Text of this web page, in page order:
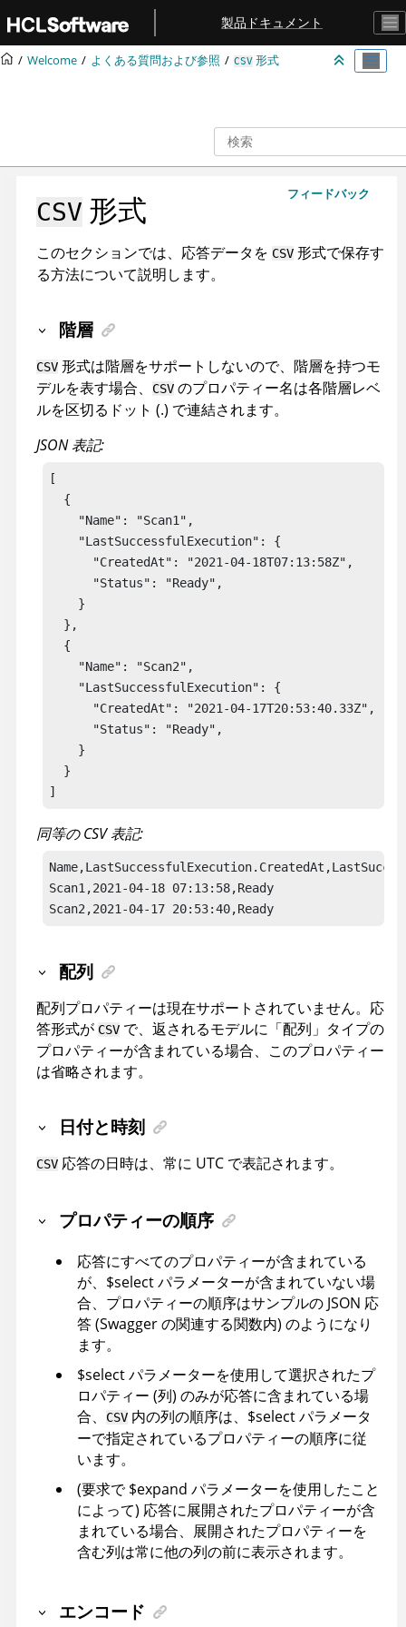
メインコンテンツにジャンプ
製品ドキュメント
Welcome よくある質問および参照 CSV 形式
フィードバック
CSV 形式
このセクションでは、応答データを CSV 形式で保存す
る方法について説明します。
階層
CSV 形式は階層をサポートしないので、階層を持つモ
デルを表す場合、
CSV のプロパティー名は各階層レベ
ルを区切るドット (.) で連結されます。
JSON 表記:
[
  {
    "Name": "Scan1",
    "LastSuccessfulExecution": {
      "CreatedAt": "2021-04-18T07:13:58Z",
      "Status": "Ready",
    }
  },
  {
    "Name": "Scan2",
    "LastSuccessfulExecution": {
      "CreatedAt": "2021-04-17T20:53:40.33Z",
      "Status": "Ready",
    }
  }
]
同等の CSV 表記:
Scan1,2021-04-18 07:13:58,Ready
Scan2,2021-04-17 20:53:40,Ready
配列
配列プロパティーは現在サポートされていません。応
答形式が CSV で、返されるモデルに「配列」タイプの
プロパティーが含まれている場合、このプロパティー
は省略されます。
日付と時刻
CSV 応答の日時は、常に UTC で表記されます。
プロパティーの順序
応答にすべてのプロパティーが含まれている
が、$select パラメーターが含まれていない場
合、プロパティーの順序はサンプルの JSON 応
答 (Swagger の関連する関数内) のようになり
ます。
$select パラメーターを使用して選択されたプ
ロパティー (列) のみが応答に含まれている場
合、
CSV 内の列の順序は、$select パラメータ
ーで指定されているプロパティーの順序に従
います。
(要求で $expand パラメーターを使用したこと
によって) 応答に展開されたプロパティーが含
まれている場合、展開されたプロパティーを
含む列は常に他の列の前に表示されます。
エンコード